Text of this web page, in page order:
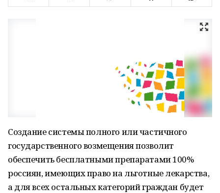
Создание системы полного или частичного
государственного возмещения позволит
обеспечить бесплатными препаратами 100%
россиян, имеющих право на льготные лекарства,
а для всех остальных категорий граждан будет